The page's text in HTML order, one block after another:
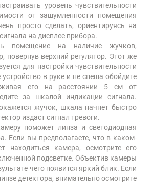
уровень чувствительности
от зашумленности помещения
просто сделать, ориентируясь на
на дисплее прибора.
помещение на наличие жучков,
повернув верхний регулятор. Этот же
для настройки чувствительности
в руке и не спеша обойдите
его на расстоянии 5 см от
за шкалой индикации сигнала.
жучок, шкала начнет быстро
издаст сигнал тревоги.
поможет линза и светодиодная
Если вы предполагаете, что в каком-
находиться камера, осмотрите его
подсветке. Объектив камеры
чего появится яркий блик. Если
детектора, внимательно осмотрите